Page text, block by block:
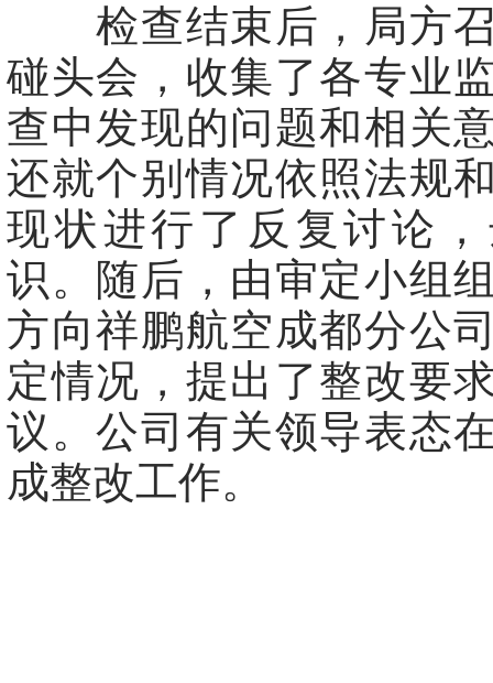
检查结束后，局方召
碰头会，收集了各专业
查中发现的问题和相关
还就个别情况依照法规
现状进行了反复讨论
识。随后，由审定小组
方向祥鹏航空成都分公
定情况，提出了整改要
议。公司有关领导表态
成整改工作。